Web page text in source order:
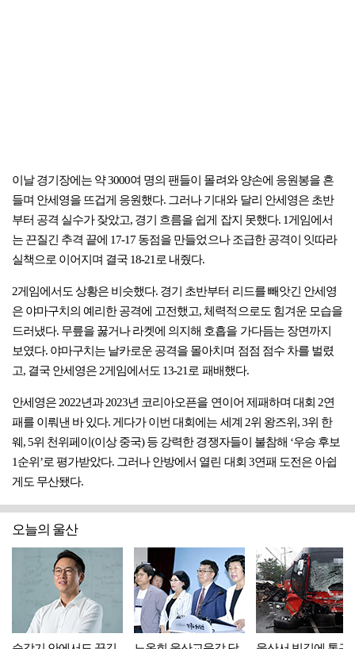
이날 경기장에는 약 3000여 명의 팬들이 몰려와 양손에 응원봉을 흔
들며 안세영을 뜨겁게 응원했다. 그러나 기대와 달리 안세영은 초반
부터 공격 실수가 잦았고, 경기 흐름을 쉽게 잡지 못했다. 1게임에서
는 끈질긴 추격 끝에 17-17 동점을 만들었으나 조급한 공격이 잇따라
실책으로 이어지며 결국 18-21로 내줬다.
2게임에서도 상황은 비슷했다. 경기 초반부터 리드를 빼앗긴 안세영
은 야마구치의 예리한 공격에 고전했고, 체력적으로도 힘겨운 모습을
드러냈다. 무릎을 꿇거나 라켓에 의지해 호흡을 가다듬는 장면까지
보였다. 야마구치는 날카로운 공격을 몰아치며 점점 점수 차를 벌렸
고, 결국 안세영은 2게임에서도 13-21로 패배했다.
안세영은 2022년과 2023년 코리아오픈을 연이어 제패하며 대회 2연
패를 이뤄낸 바 있다. 게다가 이번 대회에는 세계 2위 왕즈위, 3위 한
웨, 5위 천위페이(이상 중국) 등 강력한 경쟁자들이 불참해 ‘우승 후보
1순위’로 평가받았다. 그러나 안방에서 열린 대회 3연패 도전은 아쉽
게도 무산됐다.
오늘의 울산